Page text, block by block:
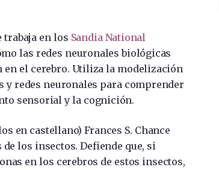
trabaja en los Sandia National
las redes neuronales biológicas
el cerebro. Utiliza la modelización
redes neuronales para comprender
sensorial y la cognición.
en castellano) Frances S. Chance
los insectos. Defiende que, si
en los cerebros de estos insectos,